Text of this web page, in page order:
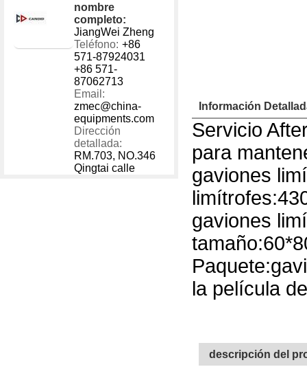
nombre
completo:
JiangWei Zheng
Teléfono: +86
571-87924031
+86 571-
87062713
Email:
zmec@china-
equipments.com
Dirección
detallada:
RM.703, NO.346
Qingtai calle
Información
Servicio
para
gaviones
gaviones
la película
descripción del